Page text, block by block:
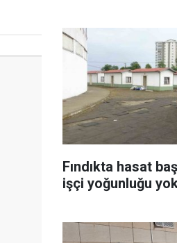
Fındıkta hasat
işçi yoğunluğu